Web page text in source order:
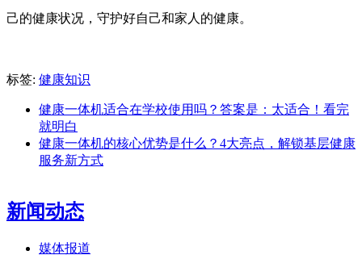
己的健康状况，守护好自己和家人的健康。
标签: 健康知识
健康一体机适合在学校使用吗？答案是：太适合！看完
就明白
健康一体机的核心优势是什么？4大亮点，解锁基层健康
服务新方式
新闻动态
媒体报道